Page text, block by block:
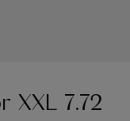
XXL 7.72